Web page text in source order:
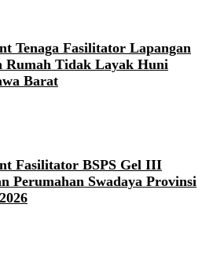
Tenaga Fasilitator Lapangan
Rumah Tidak Layak Huni
Barat
Fasilitator BSPS Gel III
Perumahan Swadaya Provinsi